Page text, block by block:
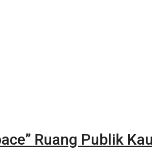
Ruang Publik